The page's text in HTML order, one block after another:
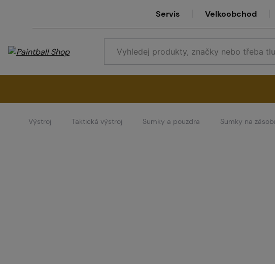
Servis Velkoobchod
Výstroj Taktická výstroj Sumky a pouzdra Sumky na